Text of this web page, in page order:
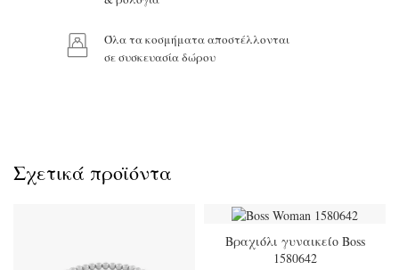
Όλα τα κοσμήματα αποστέλλονται
σε συσκευασία δώρου
Σχετικά προϊόντα
Βραχιόλι γυναικείο Boss
1580642